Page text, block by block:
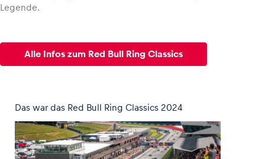
Legende.
Alle Infos zum Red Bull Ring Classics
Das war das Red Bull Ring Classics 2024